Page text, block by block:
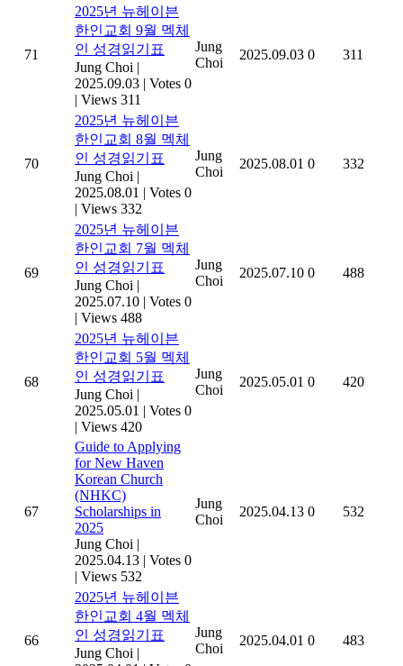
71
2025년 뉴헤이븐
한인교회 9월 멕체
인 성경읽기표
Jung Choi |
2025.09.03 | Votes 0
| Views 311
Jung
Choi
2025.09.03 0 311
70
2025년 뉴헤이븐
한인교회 8월 멕체
인 성경읽기표
Jung Choi |
2025.08.01 | Votes 0
| Views 332
Jung
Choi
2025.08.01 0 332
69
2025년 뉴헤이븐
한인교회 7월 멕체
인 성경읽기표
Jung Choi |
2025.07.10 | Votes 0
| Views 488
Jung
Choi
2025.07.10 0 488
68
2025년 뉴헤이븐
한인교회 5월 멕체
인 성경읽기표
Jung Choi |
2025.05.01 | Votes 0
| Views 420
Jung
Choi
2025.05.01 0 420
67
Guide to Applying
for New Haven
Korean Church
(NHKC)
Scholarships in
2025
Jung Choi |
2025.04.13 | Votes 0
| Views 532
Jung
Choi
2025.04.13 0 532
66
2025년 뉴헤이븐
한인교회 4월 멕체
인 성경읽기표
Jung Choi |
Jung
Choi
2025.04.01 0 483